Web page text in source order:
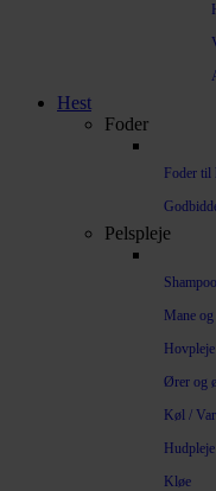
Hest
Foder
Foder til
Pelspleje
Mane og
Hovpleje
Ører og
Køl /
Hudpleje
Kløe